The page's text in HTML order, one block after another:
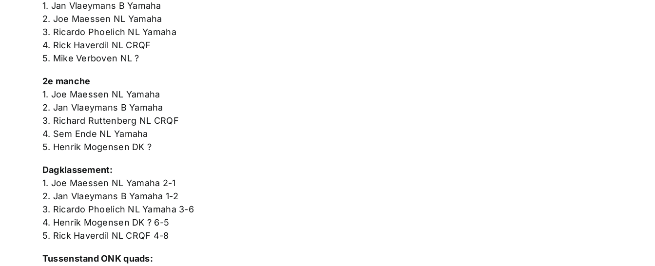
1. Jan Vlaeymans B Yamaha
2. Joe Maessen NL Yamaha
3. Ricardo Phoelich NL Yamaha
4. Rick Haverdil NL CRQF
5. Mike Verboven NL ?
2e manche
1. Joe Maessen NL Yamaha
2. Jan Vlaeymans B Yamaha
3. Richard Ruttenberg NL CRQF
4. Sem Ende NL Yamaha
5. Henrik Mogensen DK ?
Dagklassement:
1. Joe Maessen NL Yamaha 2-1
2. Jan Vlaeymans B Yamaha 1-2
3. Ricardo Phoelich NL Yamaha 3-6
4. Henrik Mogensen DK ? 6-5
5. Rick Haverdil NL CRQF 4-8
Tussenstand ONK quads: